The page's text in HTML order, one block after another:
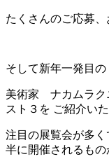
たくさんのご応募
そして新年一発目の
美術家 ナカムラク
スト３を ご紹介い
注目の展覧会が多
半に開催されるも